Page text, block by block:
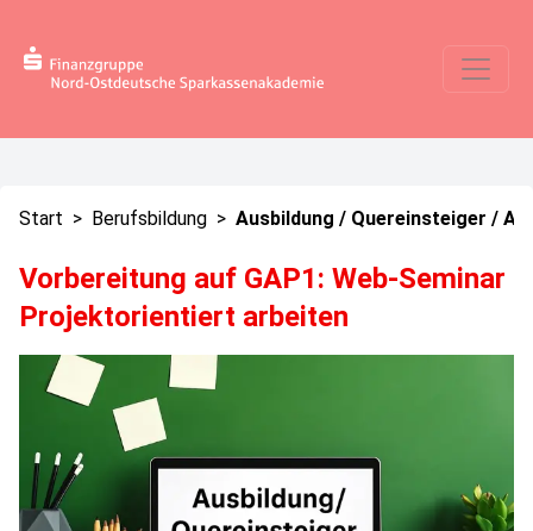
Start > Berufsbildung > Ausbildung / Quereinsteiger /
Vorbereitung auf GAP1: Web-Seminar
Projektorientiert arbeiten